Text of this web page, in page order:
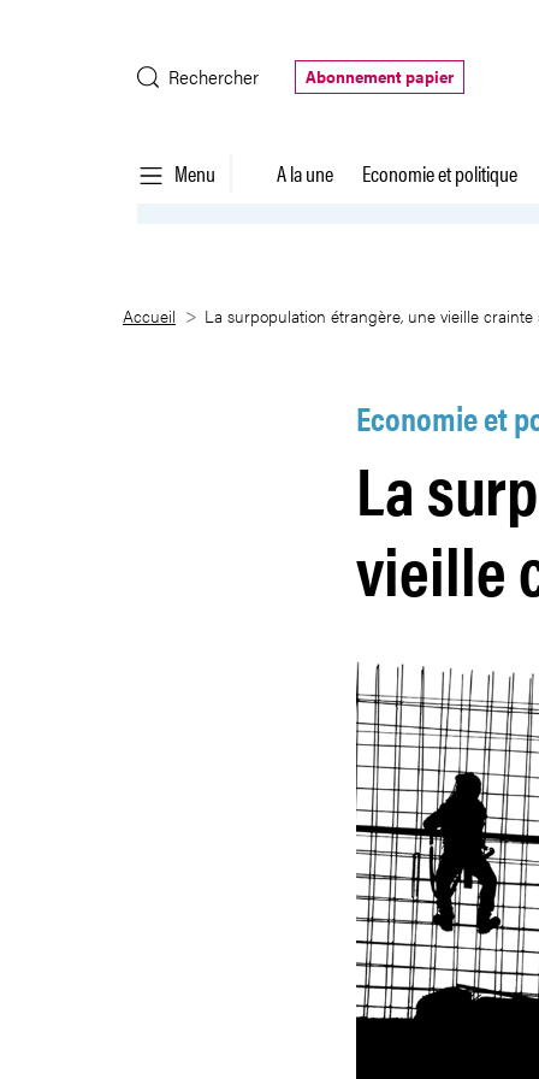
Rechercher
Abonnement papier
Menu A la une Economie et politique
La surpopulation étrangère,
Accueil La surpopulation étrangère, une vieille crainte
Economie et
La
vieille